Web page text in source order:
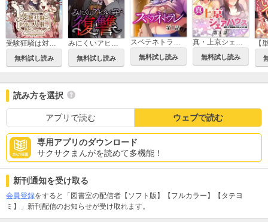
受験狂騒は対岸の火事だと思っていました【フルカラー】【タテヨミ】
無料試し読み
みにくいアヒルの子の復讐【フルカラー】【タテヨミ】
無料試し読み
スベテネトラレ【ソフト版】【フルカラー】【タテヨミ】
無料試し読み
真・上京シェアハウス～彼女と幼馴染と知らない奴～【ソフト版】【フルカラー】【タテヨミ】
無料試し読み
読み方を選択
アプリで読む ウェブで読む
専用アプリのダウンロード
サクサクまんがを読めて多機能！
新刊通知を受け取る
会員登録をすると「図書室の配信者【ソフト版】【フルカラー】【タテヨ
ミ】」新刊配信のお知らせが受け取れます。